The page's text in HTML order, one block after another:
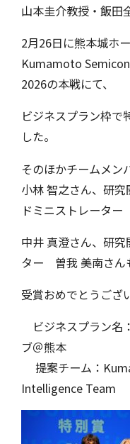
山本圭介教授・飯田
2月26日に熊本城ホ
Kumamoto
2026の本戦にて、
ビジネスプラン枠で
した。
そのほかチームメン
小林 智之さん、研
ドミニストレーター
中井 真澄さん、研
ター 曽我 美南さん
受賞おめでとうござ
ビジネスプラン名
ブ＠熊本
提案チーム：
Intelligence Team